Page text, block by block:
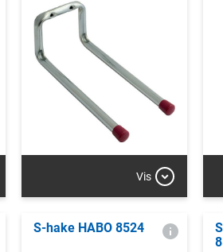
Vis
S-hake HABO 8524